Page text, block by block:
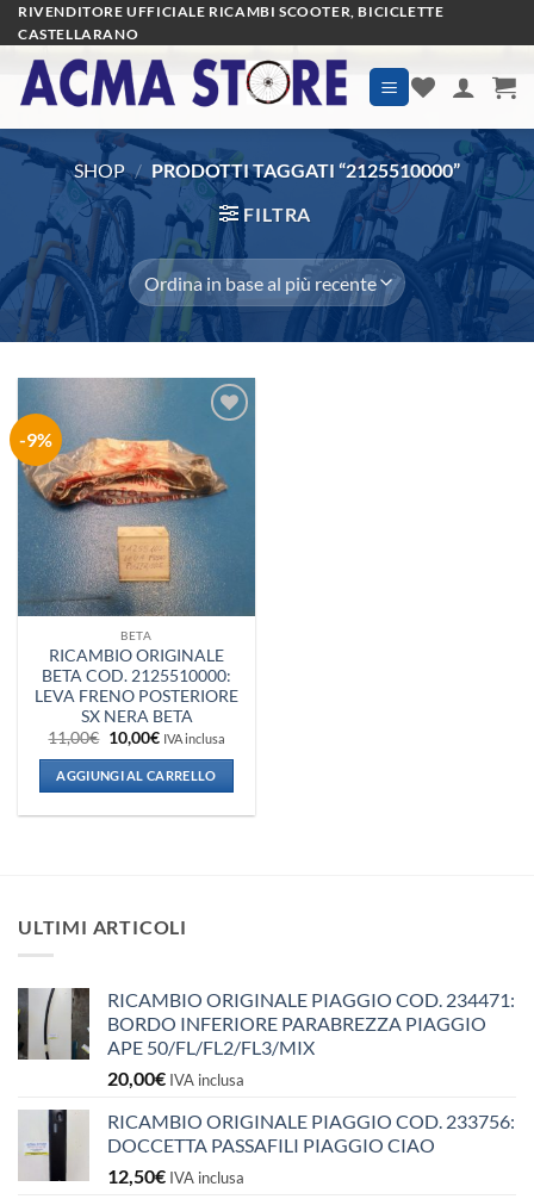
Salta
ai
contenuti
RIVENDITORE UFFICIALE RICAMBI SCOOTER, BICICLETTE
CASTELLARANO
SHOP / PRODOTTI TAGGATI “2125510000”
FILTRA
-9%
alla lista
dei
desideri
BETA
RICAMBIO ORIGINALE
BETA COD. 2125510000:
LEVA FRENO POSTERIORE
SX NERA BETA
11,00€ Il
prezzo
originale
era:
11,00€.
10,00€Il
attuale
è:
10,00€.
IVA inclusa
AGGIUNGI AL CARRELLO
ULTIMI ARTICOLI
RICAMBIO ORIGINALE PIAGGIO COD. 234471:
BORDO INFERIORE PARABREZZA PIAGGIO
APE 50/FL/FL2/FL3/MIX
20,00€ IVA inclusa
RICAMBIO ORIGINALE PIAGGIO COD. 233756:
DOCCETTA PASSAFILI PIAGGIO CIAO
12,50€ IVA inclusa